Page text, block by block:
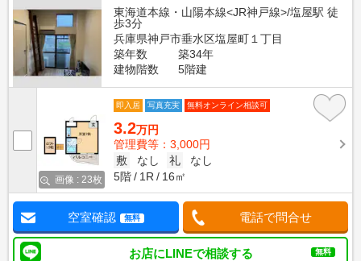
東海道本線・山陽本線<JR神戸線>/塩屋駅 徒
歩3分
兵庫県神戸市垂水区塩屋町１丁目
築年数
築34年
建物階数
5階建
画像 : 23枚
即入居 写真充実 無料オンライン相談可
3.2万円
管理費等：3,000円
敷
なし 礼
なし
5階
1R 16㎡
空室確認 無料 電話で問合せ
お店にLINEで相談する 無料